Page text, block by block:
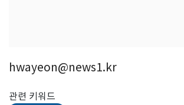
hwayeon@news1.kr
관련 키워드